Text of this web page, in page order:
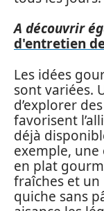
A découvrir
d'entretien
Les idées
sont variées.
d’explorer
favorisent
déjà
exemple,
en plat
fraîches et un
quiche sans